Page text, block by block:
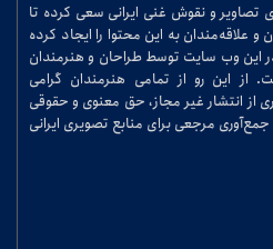
و نقوش غنی ایرانی سعی کرده تا
به این محتوا را ایجاد کرده
این وب سایت توسط طراحان و هنرمندان
از این رو از تمامی هنرمندان گرامی
از انتشار غیر مجاز، حق معنوی و حقوقی
مرجعی برای منابع تصویری ایرانی